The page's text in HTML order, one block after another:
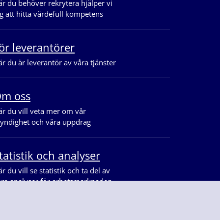
du behöver rekrytera hjälper vi
att hitta värdefull kompetens
leverantörer
du är leverantör av våra tjänster
oss
du vill veta mer om vår
och våra uppdrag
och analyser
du vill se statistik och ta del av
analyser för arbetsmarknaden